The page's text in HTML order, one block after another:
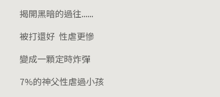
揭開黑暗的過往......
被打還好 性虐更慘
變成一顆定時炸彈
7%的神父性虐過小孩